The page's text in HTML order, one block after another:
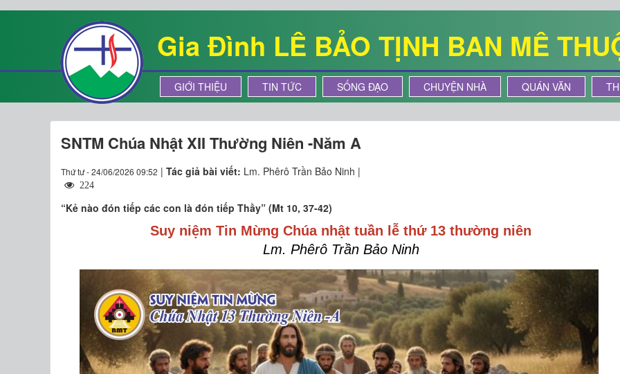
Gia Đình LÊ BẢO TỊNH BAN MÊ
GIỚI THIỆU TIN TỨC SỐNG ĐẠO CHUYỆN NHÀ QUÁN VĂN
SNTM Chúa Nhật XII Thường Niên -Năm A
Thứ tư - 24/06/2026 09:52 | Tác giả bài viết: Lm. Phêrô Trần Bảo Ninh |
224
“Kẻ nào đón tiếp các con là đón tiếp Thầy” (Mt 10, 37-42)
Suy niệm Tin Mừng Chúa nhậttuần lễ thứ 13 thường niên
Lm. Phêrô Trần Bảo Ninh